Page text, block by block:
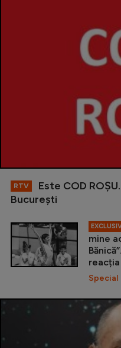
RTV
Este COD
Bucureşti
mine
Special